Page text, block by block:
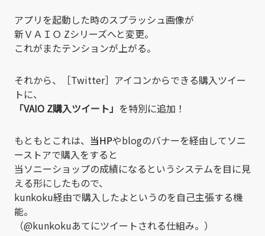
アプリを起動した時のスプラッシュ画像が
新ＶＡＩＯ Zシリーズへと変更。
これがまたテンションが上がる。
それから、［Twitter］アイコンからできる購入ツイー
トに、
「VAIO Z購入ツイート」 を特別に追加！
もともとこれは、 当HPやblogのバナーを経由してソニ
ーストアで購入をすると
当ソニーショップの成績になるというシステムを目に見
える形にしたもので、
kunkoku経由で購入したよというのを自己主張する機
能。
（@kunkokuあてにツイートされる仕組み。）